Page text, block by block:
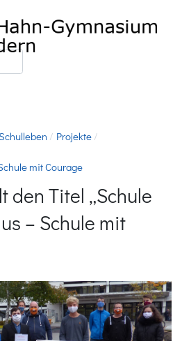
Schulleben
Projekte
mit Courage
den Titel „Schule
– Schule mit